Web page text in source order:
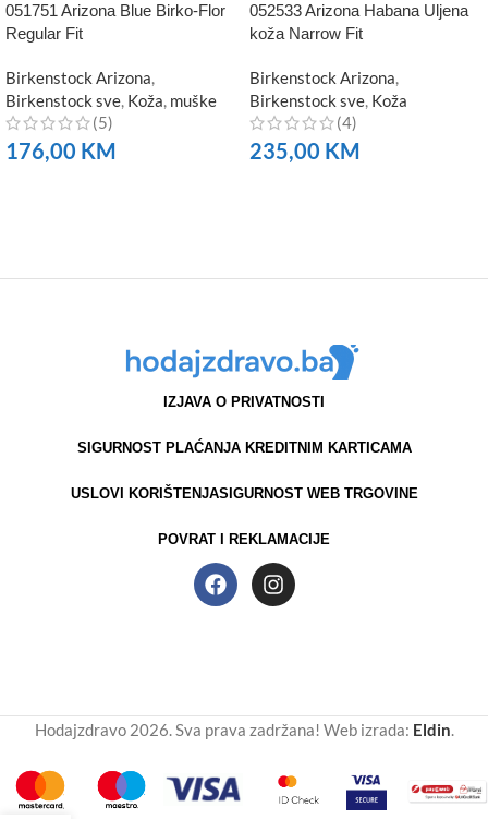
051751 Arizona Blue Birko-Flor
Regular Fit
Birkenstock Arizona,
Birkenstock sve, Koža, muške
(5)
176,00 KM
052533 Arizona Habana Uljena
koža Narrow Fit
Birkenstock Arizona,
Birkenstock sve, Koža
(4)
235,00 KM
IZJAVA O PRIVATNOSTI
SIGURNOST PLAĆANJA KREDITNIM KARTICAMA
USLOVI KORIŠTENJASIGURNOST WEB TRGOVINE
POVRAT I REKLAMACIJE
Hodajzdravo 2026. Sva prava zadržana! Web izrada: Eldin.